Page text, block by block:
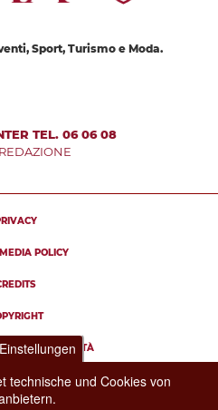
Sport, Turismo e Moda.
TEL. 06 06 08
POLICY
RESPONSABILITÀ
technische und Cookies von